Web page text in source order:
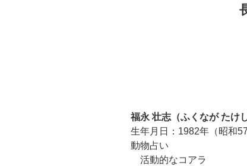
福永 壮志（ふくなが たけし
生年月日：1982年（昭和
動物占い
活動的なコアラ